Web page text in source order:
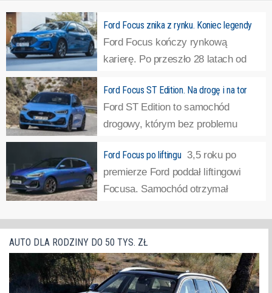
Ford Focus znika z rynku. Koniec legendy
Ford Focus kończy rynkową
karierę. Po przeszło 28 latach od
nazwie z taśmy produkcyjnej zjechał ostatni egzemplarz.
Ford produkcję zakończył po cichu, jakby ze wstydem,
nie wydając nawet żadnego komunikatu dla... »
Ford Focus ST Edition. Na drogę i na tor
Ford ST Edition to samochód
drogowy, którym bez problemu
Według producenta to najbardziej kompletna wersję tego
modelu, która została opracowana przez Ford
Performance. »
Ford Focus po liftingu 3,5 roku po
premierze Ford poddał liftingowi
Focusa. Samochód otrzymał
przednią część nadwozia oraz kilka zmian technicznych.Z
przodu w oczy rzucają się inaczej ukształtowane
reflektory, które wymusiły również... »
AUTO DLA RODZINY DO 50 TYS. ZŁ